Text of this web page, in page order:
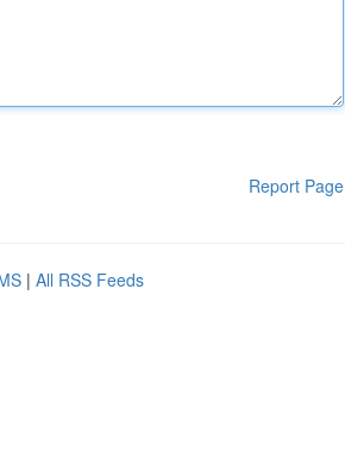
Report Page
| All RSS Feeds